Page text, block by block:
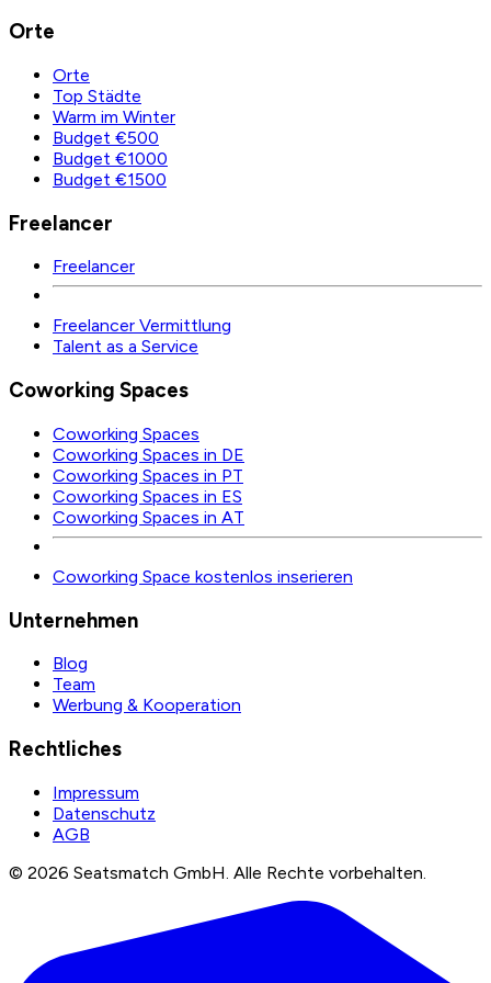
Orte
Orte
Top Städte
Warm im Winter
Budget €500
Budget €1000
Budget €1500
Freelancer
Freelancer
Freelancer Vermittlung
Talent as a Service
Coworking Spaces
Coworking Spaces
Coworking Spaces in DE
Coworking Spaces in PT
Coworking Spaces in ES
Coworking Spaces in AT
Coworking Space kostenlos inserieren
Unternehmen
Blog
Team
Werbung & Kooperation
Rechtliches
Impressum
Datenschutz
AGB
© 2026 Seatsmatch GmbH. Alle Rechte vorbehalten.